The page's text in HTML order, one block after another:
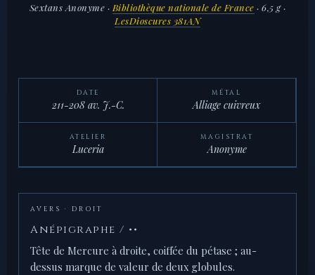
Sextans Anonyme · Bibliothèque nationale de France · 6,5 g ·
LesDioscures 381AN
DATE
211-208 av. J.-C.
MÉTAL
Alliage cuivreux
ATELIER
Luceria
MAGISTRAT
Anonyme
AVERS · DROIT
Anépigraphe / ••
Tête de Mercure à droite, coiffée du pétase ; au-
dessus marque de valeur de deux globules.